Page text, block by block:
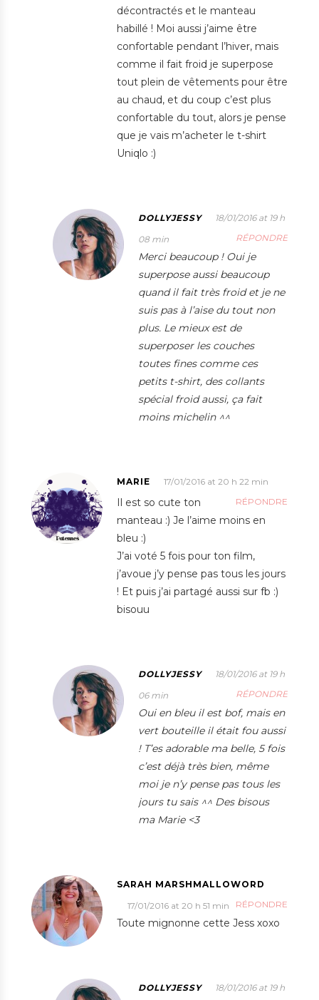
décontractés et le manteau
habillé ! Moi aussi j’aime être
confortable pendant l’hiver, mais
comme il fait froid je superpose
tout plein de vêtements pour être
au chaud, et du coup c’est plus
confortable du tout, alors je pense
que je vais m’acheter le t-shirt
Uniqlo :)
DOLLYJESSY
18/01/2016 at 19 h
08 min
RÉPONDRE
Merci beaucoup ! Oui je
superpose aussi beaucoup
quand il fait très froid et je ne
suis pas à l’aise du tout non
plus. Le mieux est de
superposer les couches
toutes fines comme ces
petits t-shirt, des collants
spécial froid aussi, ça fait
moins michelin ^^
MARIE
17/01/2016 at 20 h 22 min
RÉPONDRE
Il est so cute ton
manteau :) Je l’aime moins en
bleu :)
J’ai voté 5 fois pour ton film,
j’avoue j’y pense pas tous les jours
! Et puis j’ai partagé aussi sur fb :)
bisouu
DOLLYJESSY
18/01/2016 at 19 h
06 min
RÉPONDRE
Oui en bleu il est bof, mais en
vert bouteille il était fou aussi
! T’es adorable ma belle, 5 fois
c’est déjà très bien, même
moi je n’y pense pas tous les
jours tu sais ^^ Des bisous
ma Marie <3
SARAH MARSHMALLOWORD
17/01/2016 at 20 h 51 min
RÉPONDRE
Toute mignonne cette Jess xoxo
DOLLYJESSY
18/01/2016 at 19 h